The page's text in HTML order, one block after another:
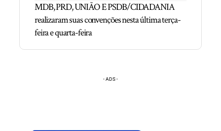
MDB, PRD, UNIÃO E PSDB/CIDADANIA
realizaram suas convenções nesta última terça-
feira e quarta-feira
- ADS -